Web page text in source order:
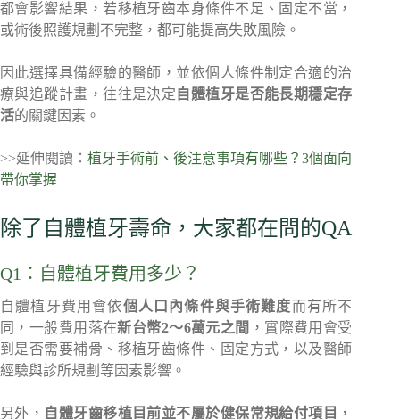
都會影響結果，若移植牙齒本身條件不足、固定不當，
或術後照護規劃不完整，都可能提高失敗風險。
因此選擇具備經驗的醫師，並依個人條件制定合適的治
療與追蹤計畫，往往是決定 自體植牙是否能長期穩定存
活的關鍵因素。
>>延伸閱讀：植牙手術前、後注意事項有哪些？3個面向
帶你掌握
除了自體植牙壽命，大家都在問的QA
Q1：自體植牙費用多少？
自體植牙費用會依個人口內條件與手術難度而有所不
同，一般費用落在新台幣2～6萬元之間 ，實際費用會受
到是否需要補骨、移植牙齒條件、固定方式，以及醫師
經驗與診所規劃等因素影響。
另外， 自體牙齒移植目前並不屬於健保常規給付項目 ，